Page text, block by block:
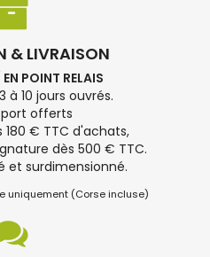
& LIVRAISON
POINT RELAIS
à 10 jours ouvrés.
port offerts
180 € TTC d'achats,
dès 500 € TTC.
et surdimensionné.
uniquement (Corse incluse)